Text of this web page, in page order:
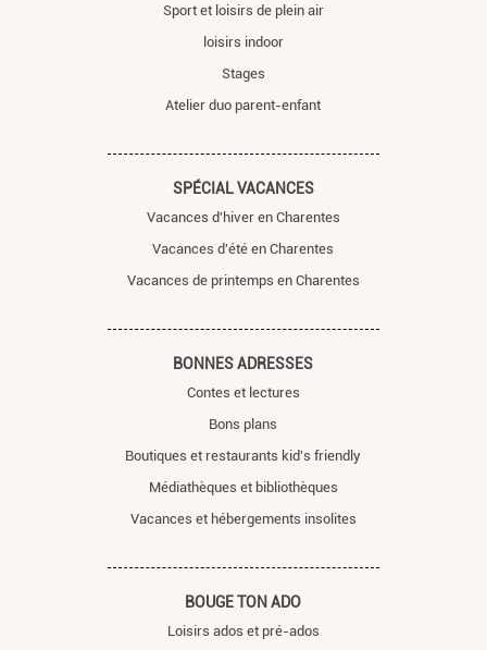
Sport et loisirs de plein air
loisirs indoor
Stages
Atelier duo parent-enfant
SPÉCIAL VACANCES
Vacances d'hiver en Charentes
Vacances d'été en Charentes
Vacances de printemps en Charentes
BONNES ADRESSES
Contes et lectures
Bons plans
Boutiques et restaurants kid's friendly
Médiathèques et bibliothèques
Vacances et hébergements insolites
BOUGE TON ADO
Loisirs ados et pré-ados